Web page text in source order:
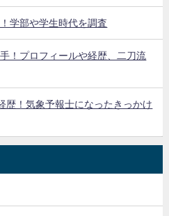
学部や学生時代を調査
！プロフィールや経歴、二刀流
歴！気象予報士になったきっかけ